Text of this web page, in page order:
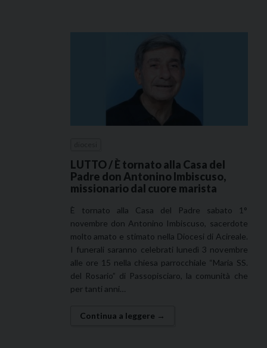
LUTTO / È tornato alla Casa del
Padre don Antonino Imbiscuso,
missionario dal cuore marista
È tornato alla Casa del Padre sabato 1°
novembre don Antonino Imbiscuso, sacerdote
molto amato e stimato nella Diocesi di Acireale.
I funerali saranno celebrati lunedì 3 novembre
alle ore 15 nella chiesa parrocchiale “Maria SS.
del Rosario” di Passopisciaro, la comunità che
per tanti anni…
Continua a leggere →